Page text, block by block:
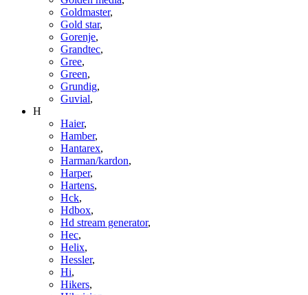
Goldmaster,
Gold star,
Gorenje,
Grandtec,
Gree,
Green,
Grundig,
Guvial,
H
Haier,
Hamber,
Hantarex,
Harman/kardon,
Harper,
Hartens,
Hck,
Hdbox,
Hd stream generator,
Hec,
Helix,
Hessler,
Hi,
Hikers,